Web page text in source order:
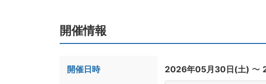
開催情報
開催日時 2026年05月30日(土) 〜